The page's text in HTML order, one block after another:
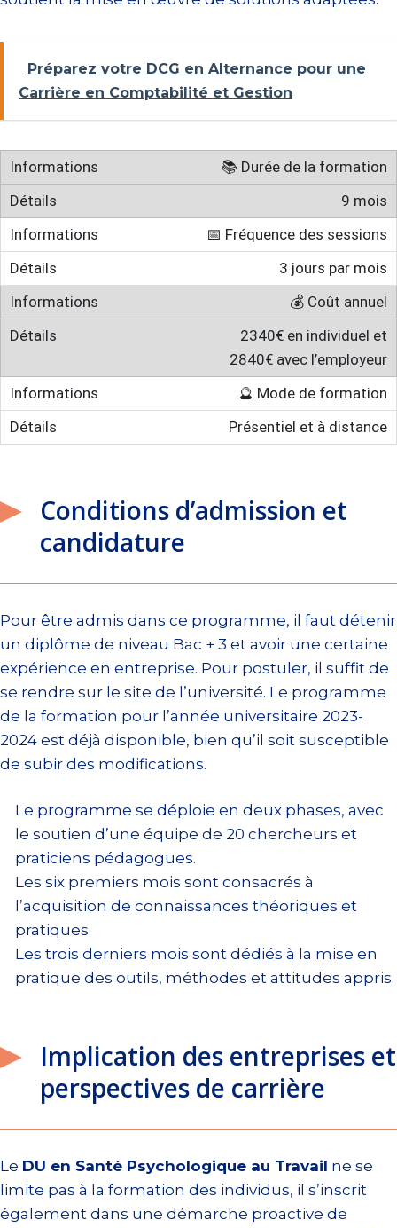
Préparez votre DCG en Alternance pour une
Carrière en Comptabilité et Gestion
📚 Durée de la formation
9 mois
📅 Fréquence des sessions
3 jours par mois
💰 Coût annuel
2340€ en individuel et
2840€ avec l’employeur
🔮 Mode de formation
Présentiel et à distance
Conditions d’admission et
candidature
Pour être admis dans ce programme, il faut détenir
un diplôme de niveau Bac + 3 et avoir une certaine
expérience en entreprise. Pour postuler, il suffit de
se rendre sur le site de l’université. Le programme
de la formation pour l’année universitaire 2023-
2024 est déjà disponible, bien qu’il soit susceptible
de subir des modifications.
Le programme se déploie en deux phases, avec
le soutien d’une équipe de 20 chercheurs et
praticiens pédagogues.
Les six premiers mois sont consacrés à
l’acquisition de connaissances théoriques et
pratiques.
Les trois derniers mois sont dédiés à la mise en
pratique des outils, méthodes et attitudes appris.
Implication des entreprises et
perspectives de carrière
Le DU en Santé Psychologique au Travail ne se
limite pas à la formation des individus, il s’inscrit
également dans une démarche proactive de